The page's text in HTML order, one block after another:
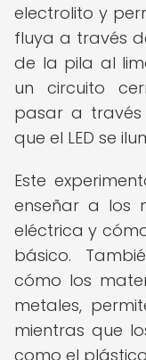
electrolito y
fluya a través
de la pila al
un circuito
pasar a
que el LED se
Este
enseñar a los
eléctrica y
básico.
cómo los
metales,
mientras que
como el